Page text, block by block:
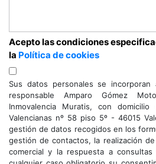
Acepto las condiciones
la Política de cookies
Sus datos personales se
responsable Amparo Gómez
Inmovalencia Muratis, con
Valencianas nº 58 piso 5º - 46015
gestión de datos recogidos en los
gestión de contactos, la realización
comercial y la respuesta a